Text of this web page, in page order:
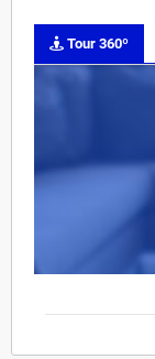
Tour 360º